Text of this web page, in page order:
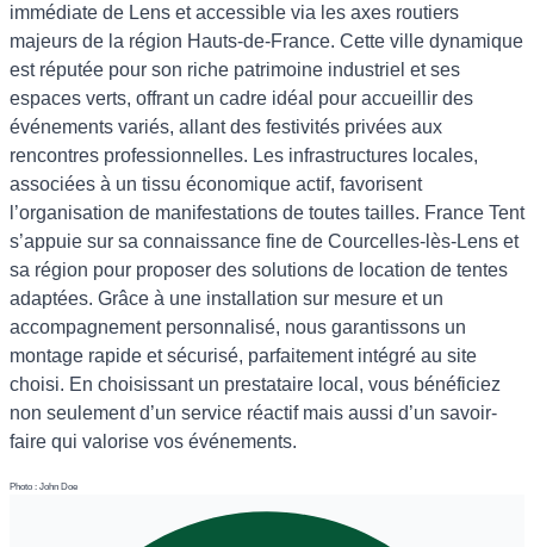
immédiate de Lens et accessible via les axes routiers
majeurs de la région Hauts-de-France. Cette ville dynamique
est réputée pour son riche patrimoine industriel et ses
espaces verts, offrant un cadre idéal pour accueillir des
événements variés, allant des festivités privées aux
rencontres professionnelles. Les infrastructures locales,
associées à un tissu économique actif, favorisent
l’organisation de manifestations de toutes tailles. France Tent
s’appuie sur sa connaissance fine de Courcelles-lès-Lens et
sa région pour proposer des solutions de location de tentes
adaptées. Grâce à une installation sur mesure et un
accompagnement personnalisé, nous garantissons un
montage rapide et sécurisé, parfaitement intégré au site
choisi. En choisissant un prestataire local, vous bénéficiez
non seulement d’un service réactif mais aussi d’un savoir-
faire qui valorise vos événements.
Photo : John Doe